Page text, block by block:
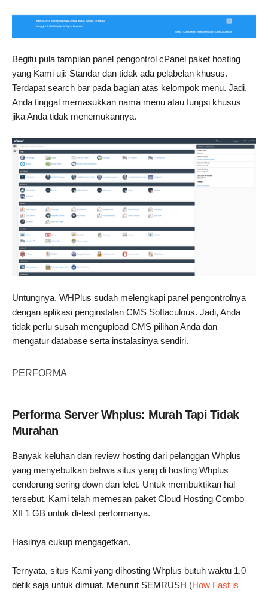
Begitu pula tampilan panel pengontrol cPanel paket hosting
yang Kami uji: Standar dan tidak ada pelabelan khusus.
Terdapat search bar pada bagian atas kelompok menu. Jadi,
Anda tinggal memasukkan nama menu atau fungsi khusus
jika Anda tidak menemukannya.
Untungnya, WHPlus sudah melengkapi panel pengontrolnya
dengan aplikasi penginstalan CMS Softaculous. Jadi, Anda
tidak perlu susah mengupload CMS pilihan Anda dan
mengatur database serta instalasinya sendiri.
PERFORMA
Performa Server Whplus: Murah Tapi Tidak
Murahan
Banyak keluhan dan review hosting dari pelanggan Whplus
yang menyebutkan bahwa situs yang di hosting Whplus
cenderung sering down dan lelet. Untuk membuktikan hal
tersebut, Kami telah memesan paket Cloud Hosting Combo
XII 1 GB untuk di-test performanya.
Hasilnya cukup mengagetkan.
Ternyata, situs Kami yang dihosting Whplus butuh waktu 1.0
detik saja untuk dimuat. Menurut SEMRUSH (How Fast is